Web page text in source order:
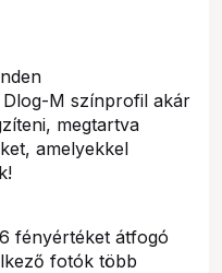
M színprofil akár
megtartva
amelyekkel
fényértéket átfogó
fotók több